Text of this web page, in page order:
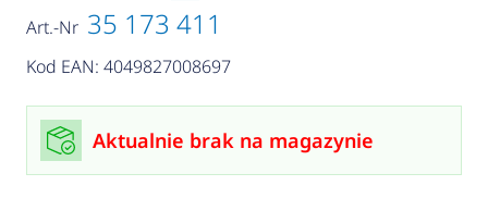
Art.-Nr 35 173 411
Kod EAN: 4049827008697
Aktualnie brak na magazynie